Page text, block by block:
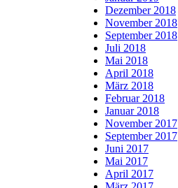
Dezember 2018
November 2018
September 2018
Juli 2018
Mai 2018
April 2018
März 2018
Februar 2018
Januar 2018
November 2017
September 2017
Juni 2017
Mai 2017
April 2017